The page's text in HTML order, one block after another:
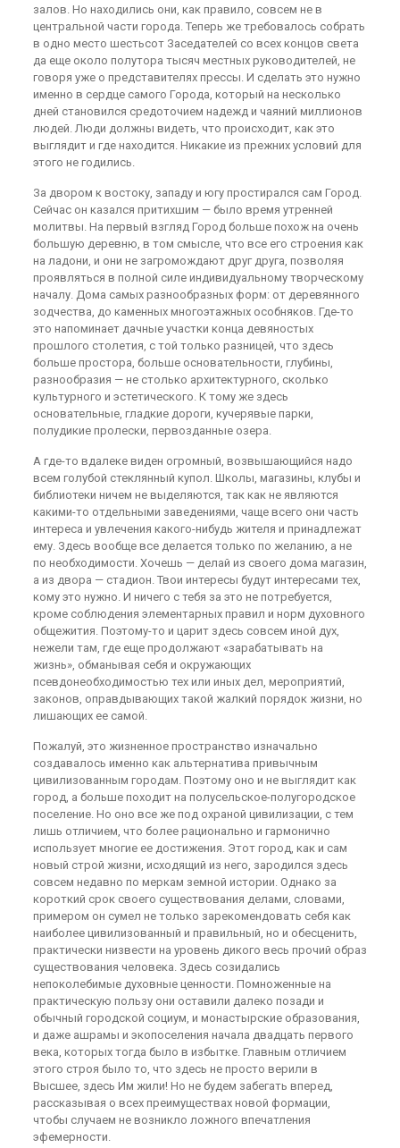
залов. Но находились они, как правило, совсем не в
центральной части города. Теперь же требовалось собрать
в одно место шестьсот Заседателей со всех концов света
да еще около полутора тысяч местных руководителей, не
говоря уже о представителях прессы. И сделать это нужно
именно в сердце самого Города, который на несколько
дней становился средоточием надежд и чаяний миллионов
людей. Люди должны видеть, что происходит, как это
выглядит и где находится. Никакие из прежних условий для
этого не годились.
За двором к востоку, западу и югу простирался сам Город.
Сейчас он казался притихшим — было время утренней
молитвы. На первый взгляд Город больше похож на очень
большую деревню, в том смысле, что все его строения как
на ладони, и они не загромождают друг друга, позволяя
проявляться в полной силе индивидуальному творческому
началу. Дома самых разнообразных форм: от деревянного
зодчества, до каменных многоэтажных особняков. Где-то
это напоминает дачные участки конца девяностых
прошлого столетия, с той только разницей, что здесь
больше простора, больше основательности, глубины,
разнообразия — не столько архитектурного, сколько
культурного и эстетического. К тому же здесь
основательные, гладкие дороги, кучерявые парки,
полудикие пролески, первозданные озера.
А где-то вдалеке виден огромный, возвышающийся надо
всем голубой стеклянный купол. Школы, магазины, клубы и
библиотеки ничем не выделяются, так как не являются
какими-то отдельными заведениями, чаще всего они часть
интереса и увлечения какого-нибудь жителя и принадлежат
ему. Здесь вообще все делается только по желанию, а не
по необходимости. Хочешь — делай из своего дома магазин,
а из двора — стадион. Твои интересы будут интересами тех,
кому это нужно. И ничего с тебя за это не потребуется,
кроме соблюдения элементарных правил и норм духовного
общежития. Поэтому-то и царит здесь совсем иной дух,
нежели там, где еще продолжают «зарабатывать на
жизнь», обманывая себя и окружающих
псевдонеобходимостью тех или иных дел, мероприятий,
законов, оправдывающих такой жалкий порядок жизни, но
лишающих ее самой.
Пожалуй, это жизненное пространство изначально
создавалось именно как альтернатива привычным
цивилизованным городам. Поэтому оно и не выглядит как
город, а больше походит на полусельское-полугородское
поселение. Но оно все же под охраной цивилизации, с тем
лишь отличием, что более рационально и гармонично
использует многие ее достижения. Этот город, как и сам
новый строй жизни, исходящий из него, зародился здесь
совсем недавно по меркам земной истории. Однако за
короткий срок своего существования делами, словами,
примером он сумел не только зарекомендовать себя как
наиболее цивилизованный и правильный, но и обесценить,
практически низвести на уровень дикого весь прочий образ
существования человека. Здесь созидались
непоколебимые духовные ценности. Помноженные на
практическую пользу они оставили далеко позади и
обычный городской социум, и монастырские образования,
и даже ашрамы и экопоселения начала двадцать первого
века, которых тогда было в избытке. Главным отличием
этого строя было то, что здесь не просто верили в
Высшее, здесь Им жили! Но не будем забегать вперед,
рассказывая о всех преимуществах новой формации,
чтобы случаем не возникло ложного впечатления
эфемерности.